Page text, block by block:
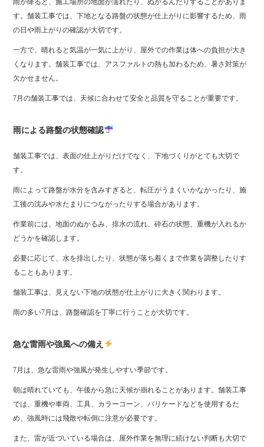
雨が降ると、施工場所の地面が濡れたり、ぬかるんだりすることがありま
す。舗装工事では、下地となる路盤の状態が仕上がりに影響するため、雨
の日や雨上がりの確認が大切です。
一方で、晴れると気温が一気に上がり、屋外での作業は体への負担が大き
くなります。舗装工事では、アスファルトの熱も加わるため、暑さ対策が
欠かせません。
7月の舗装工事では、天候に合わせて安全と品質を守ることが重要です。
雨による路盤の状態確認
舗装工事では、表面の仕上がりだけでなく、下地づくりがとても大切で
す。
雨によって路盤が水分を含みすぎると、転圧がうまくいかなかったり、施
工後の沈みや水たまりにつながったりする場合があります。
作業前には、地面のぬかるみ、排水の流れ、砕石の状態、重機が入れるか
どうかを確認します。
必要に応じて、水を排出したり、状態が落ち着くまで作業を調整したりす
ることもあります。
舗装工事は、見えない下地の状態が仕上がりに大きく関わります。
雨の多い7月は、路盤確認を丁寧に行うことが大切です。
急な雷雨や強風への備え
7月は、急な雷雨や強風が発生しやすい季節です。
朝は晴れていても、午後から急に天候が崩れることがあります。舗装工事
では、重機や車両、工具、カラーコーン、バリケードなどを使用するた
め、強風時には飛散や転倒に注意が必要です。
また、雷が近づいている場合は、屋外作業を無理に続けない判断も大切で